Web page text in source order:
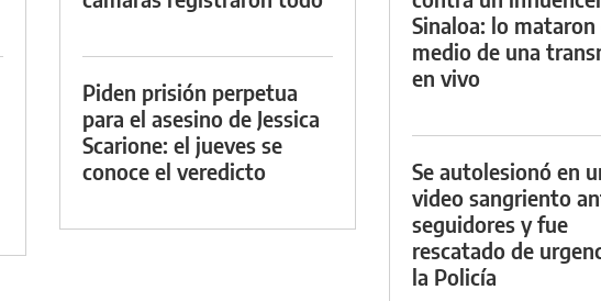
Piden prisión perpetua
para el asesino de Jessica
Scarione: el jueves se
conoce el veredicto
Sinaloa: lo mataron
medio de una
en vivo
Se autolesionó en
video sangriento
seguidores y fue
rescatado de
la Policía